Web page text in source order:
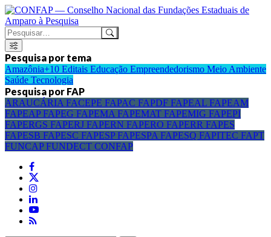
Pesquisa por tema
Amazônia+10 Editais Educação Empreendedorismo Meio Ambiente
Saúde Tecnologia
Pesquisa por FAP
ARAUCÁRIA FACEPE FAPAC FAPDF FAPEAL FAPEAM
FAPEAPFAPEG FAPEMA FAPEMAT FAPEMIG FAPEPI
FAPERGS FAPERJ FAPERN FAPERO FAPERR FAPES
FAPESB FAPESC FAPESPFAPESPA FAPESQ FAPITEC FAPT
FUNCAPFUNDECT CONFAP